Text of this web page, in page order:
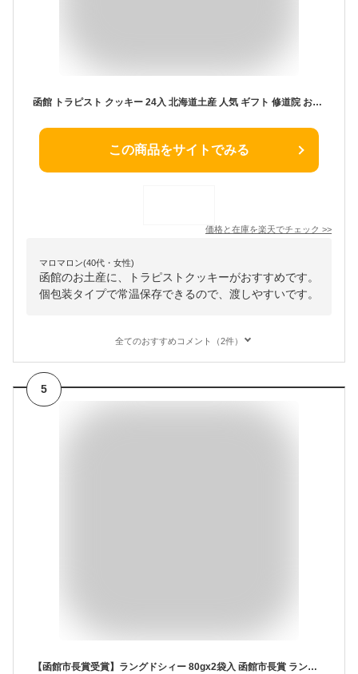
函館 トラピスト クッキー 24入 北海道土産 人気 ギフト 修道院 お返し お礼 お菓子 ホワイトデー バレンタイン ばらまき用 ギフト 個包装 バレンタインデー
この商品をサイトでみる
価格と在庫を楽天でチェック >>
マロマロン(40代・女性)
函館のお土産に、トラピストクッキーがおすすめです。
個包装タイプで常温保存できるので、渡しやすいです。
全てのおすすめコメント（2件）
5
【函館市長賞受賞】ラングドシィー 80gx2袋入 函館市長賞 ラングドシャ がごめ昆布 塩味 クッキー 洋菓子 焼き菓子 さくさく 手土産 ギフト プレゼント 母の日